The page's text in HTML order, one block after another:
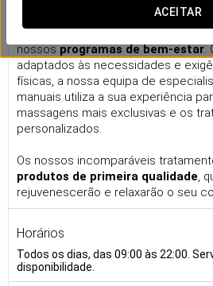
ACEITAR
Este é o seu espaço para
tempo para regenerar e elevar o
nossosprogramas de bem-estar.
adaptados às necessidades e
físicas, a nossa equipa de
manuais utiliza a sua experiência
massagens mais exclusivas e os
personalizados.
Os nossos incomparáveis
produtos de primeira qualidade,
rejuvenescerão e relaxarão o seu
Horários
Todos os dias, das 09:00 às 22:00.
disponibilidade.